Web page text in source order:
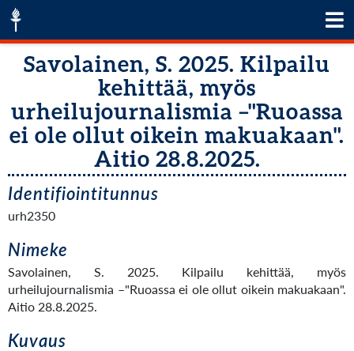
Savolainen, S. 2025. Kilpailu
kehittää, myös
urheilujournalismia –"Ruoassa
ei ole ollut oikein makuakaan".
Aitio 28.8.2025.
Identifiointitunnus
urh2350
Nimeke
Savolainen, S. 2025. Kilpailu kehittää, myös
urheilujournalismia –"Ruoassa ei ole ollut oikein makuakaan".
Aitio 28.8.2025.
Kuvaus